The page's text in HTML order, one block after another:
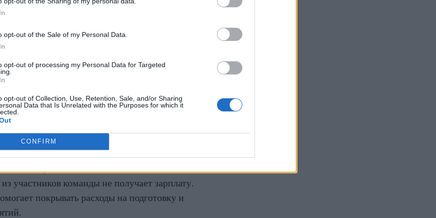
opt-out of the Sale of my Personal Data.
opt-out of processing my Personal Data for Targeted
opt-out of Collection, Use, Retention, Sale, and/or Sharing
Data that Is Unrelated with the Purposes for which it
CONFIRM
поиски вдоль береговой линии
присоединиться к обследованию
информацией о поисках, даже если нет
словам волонтёров, это может помочь
информацией или готовых оказать
16 лет работают исключительно на
участников команды не получает зарплату.
покрывать расходы на подготовку и